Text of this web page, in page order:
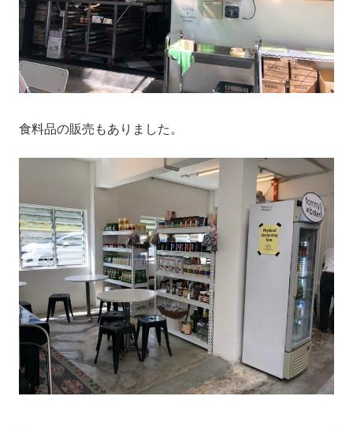
食料品の販売もありました。